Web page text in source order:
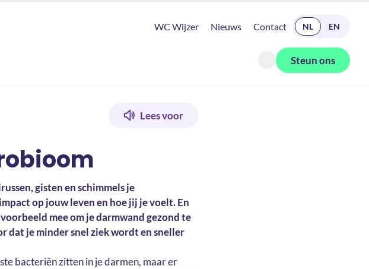
WC Wijzer Nieuws Contact READ IN ENGLISH
NL EN
Zoeken openen
Steun ons
Lees voor
gisten en schimmels je
op jouw leven en hoe jij je voelt. En
mee om je darmwand gezond te
dat je minder snel ziek wordt en sneller
bacteriën zitten in je darmen, maar er